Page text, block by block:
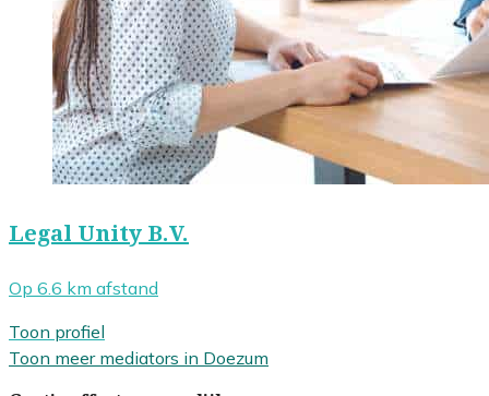
Legal Unity B.V.
Op 6.6 km afstand
Toon profiel
Toon meer mediators in Doezum